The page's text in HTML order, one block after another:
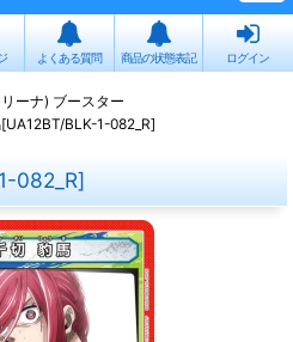
よくある質問 商品の状態表記 ログイン
ーナ) ブースター
BLK-1-082_R]
082_R]